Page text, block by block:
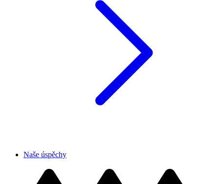
Naše úspěchy